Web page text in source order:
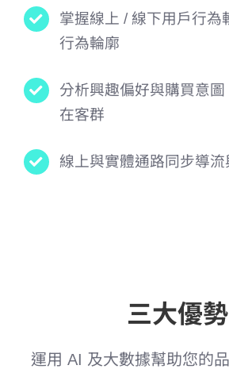
掌握線上 / 線下用戶行為
行為輪廓
分析興趣偏好與購買意
在客群
線上與實體通路同步導
三大優勢
運用 AI 及大數據幫助您的